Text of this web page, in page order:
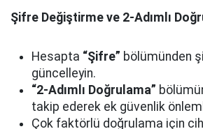
Şifre Değiştirme ve 2-Adımlı
Hesapta “Şifre” bölümünden
güncelleyin.
“2-Adımlı Doğrulama”
takip ederek ek güvenlik
Çok faktörlü doğrulama için